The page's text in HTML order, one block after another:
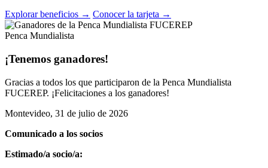
Explorar beneficios → Conocer la tarjeta →
Penca Mundialista
¡Tenemos ganadores!
Gracias a todos los que participaron de la Penca Mundialista
FUCEREP. ¡Felicitaciones a los ganadores!
Montevideo, 31 de julio de 2026
Comunicado a los socios
Estimado/a socio/a: